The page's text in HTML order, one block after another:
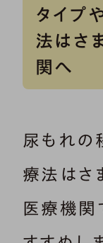
本記事
関わる
ついて解
タイプ
法はさ
関へ
尿もれの
療法はさ
医療機関